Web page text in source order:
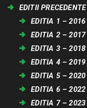
EDITII PRECEDENTE
EDITIA 1 – 2016
EDITIA 2 – 2017
EDITIA 3 – 2018
EDITIA 4 – 2019
EDITIA 5 – 2020
EDITIA 6 – 2022
EDITIA 7 – 2023